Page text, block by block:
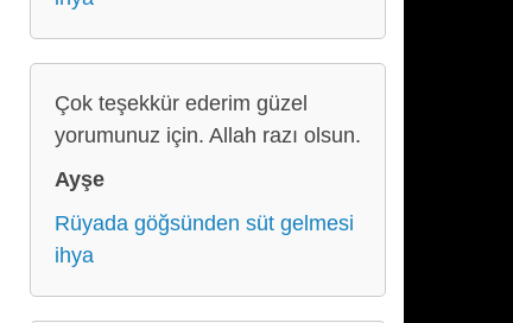
Çok teşekkür ederim güzel
yorumunuz için. Allah razı olsun.
Ayşe
Rüyada göğsünden süt gelmesi
ihya